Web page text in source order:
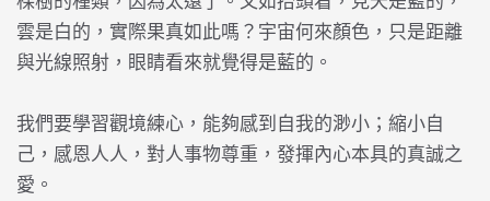
雲是白的，實際果真如此嗎？宇宙何來顏色，只是距離
與光線照射，眼睛看來就覺得是藍的。
我們要學習觀境練心，能夠感到自我的渺小；縮小自
己，感恩人人，對人事物尊重，發揮內心本具的真誠之
愛。